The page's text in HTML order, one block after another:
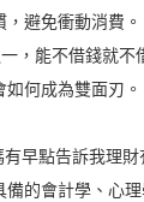
避免衝動消費。
，能不借錢就
何成為雙面刃。
早點告訴我理
的會計學、心